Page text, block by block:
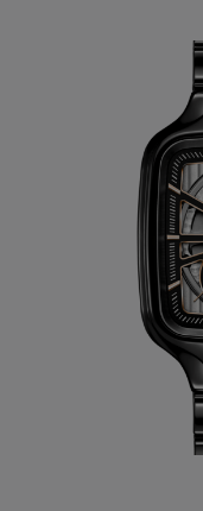
. Bekijk
webshop of in de